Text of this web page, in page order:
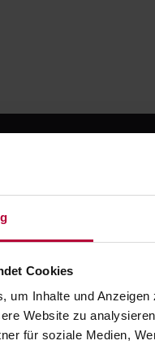
Cookies
um Inhalte und
Website zu
für soziale Medien,
die moderne Art